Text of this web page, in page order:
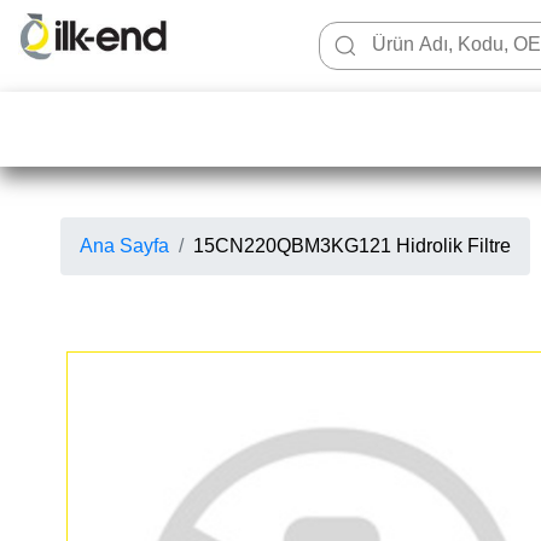
Ana Sayfa 15CN220QBM3KG121 Hidrolik Filtre